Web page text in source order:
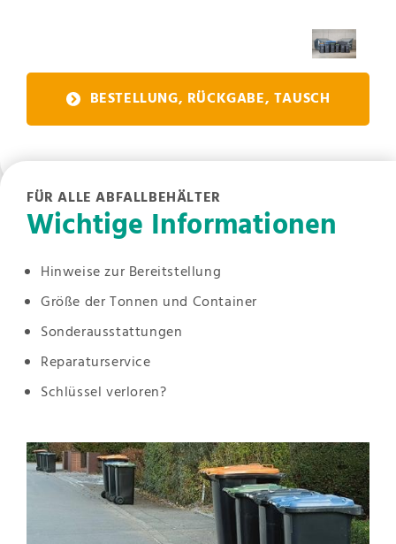
BESTELLUNG, RÜCKGABE, TAUSCH
FÜR ALLE ABFALLBEHÄLTER
Wichtige Informationen
Hinweise zur Bereitstellung
Größe der Tonnen und Container
Sonderausstattungen
Reparaturservice
Schlüssel verloren?